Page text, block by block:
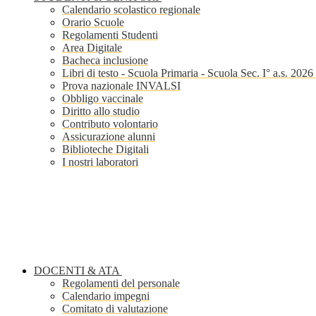
Calendario scolastico regionale
Orario Scuole
Regolamenti Studenti
Area Digitale
Bacheca inclusione
Libri di testo - Scuola Primaria - Scuola Sec. I° a.s. 2026
Prova nazionale INVALSI
Obbligo vaccinale
Diritto allo studio
Contributo volontario
Assicurazione alunni
Biblioteche Digitali
I nostri laboratori
DOCENTI & ATA
Regolamenti del personale
Calendario impegni
Comitato di valutazione